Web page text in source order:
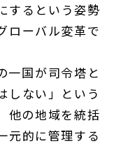
するという姿勢
ローバル変革で
一国が司令塔と
しない」という
他の地域を統括
元的に管理する